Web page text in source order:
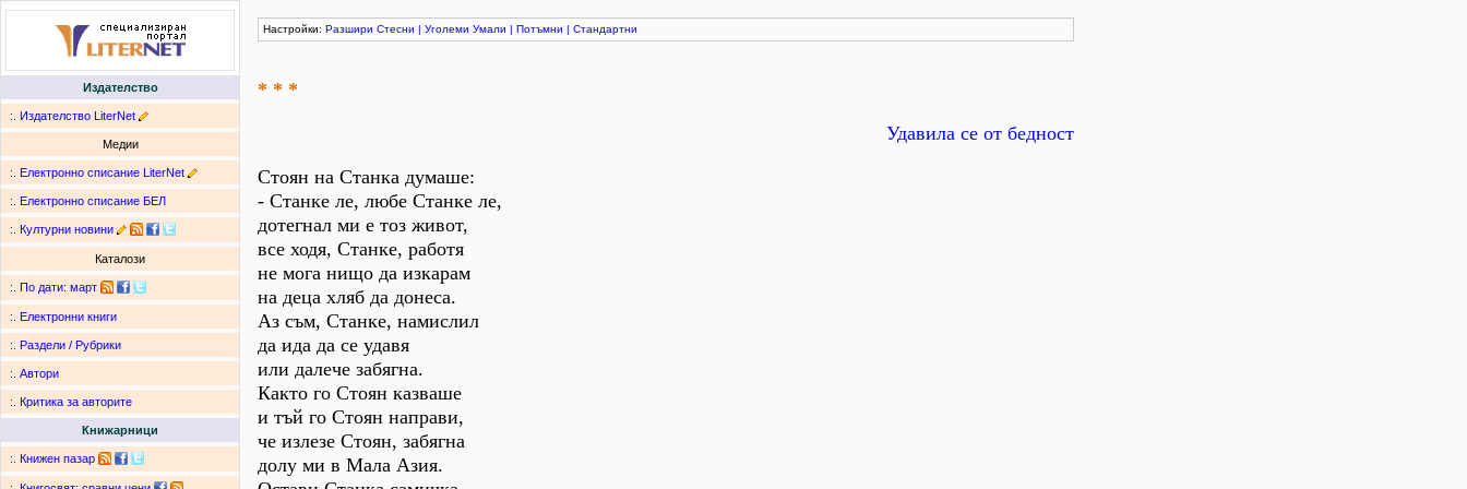
Издателство
:. Издателство LiterNet
Медии
:. Електронно списание LiterNet
:. Електронно списание БЕЛ
:. Културни новини
Каталози
:. По дати: март
:. Електронни книги
:. Раздели / Рубрики
:. Автори
:. Критика за авторите
Книжарници
:. Книжен пазар
Настройки: Разшири Стесни | Уголеми Умали | Потъмни | Стандартни
* * *
Удавила се от бедност
Стоян на Станка думаше:
- Станке ле, любе Станке ле,
дотегнал ми е тоз живот,
все ходя, Станке, работя
не мога нищо да изкарам
на деца хляб да донеса.
Аз съм, Станке, намислил
да ида да се удавя
или далече забягна.
Както го Стоян казваше
и тъй го Стоян направи,
че излезе Стоян, забягна
долу ми в Мала Азия.